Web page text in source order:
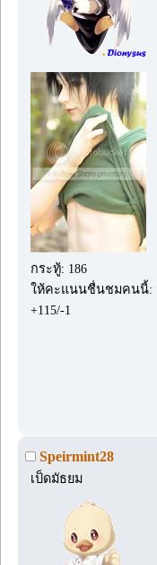
กระทู้: 186
ให้คะแนนชื่นชมคนนี้:
+115/-1
Speirmint28
เป็ดมัธยม